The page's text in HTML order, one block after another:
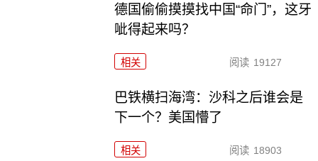
德国偷偷摸摸找中国“命门”，这牙
呲得起来吗？
相关 阅读 19127
巴铁横扫海湾：沙科之后谁会是
下一个？美国懵了
相关 阅读 18903